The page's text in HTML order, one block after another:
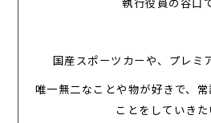
執行役員の谷口
国産スポーツカーや、プレミ
唯一無二なことや物が好きで、
ことをしていきた